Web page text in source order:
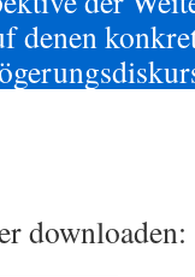
denen
downloaden: